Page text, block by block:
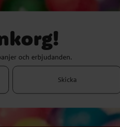
och erbjudanden.
Skicka